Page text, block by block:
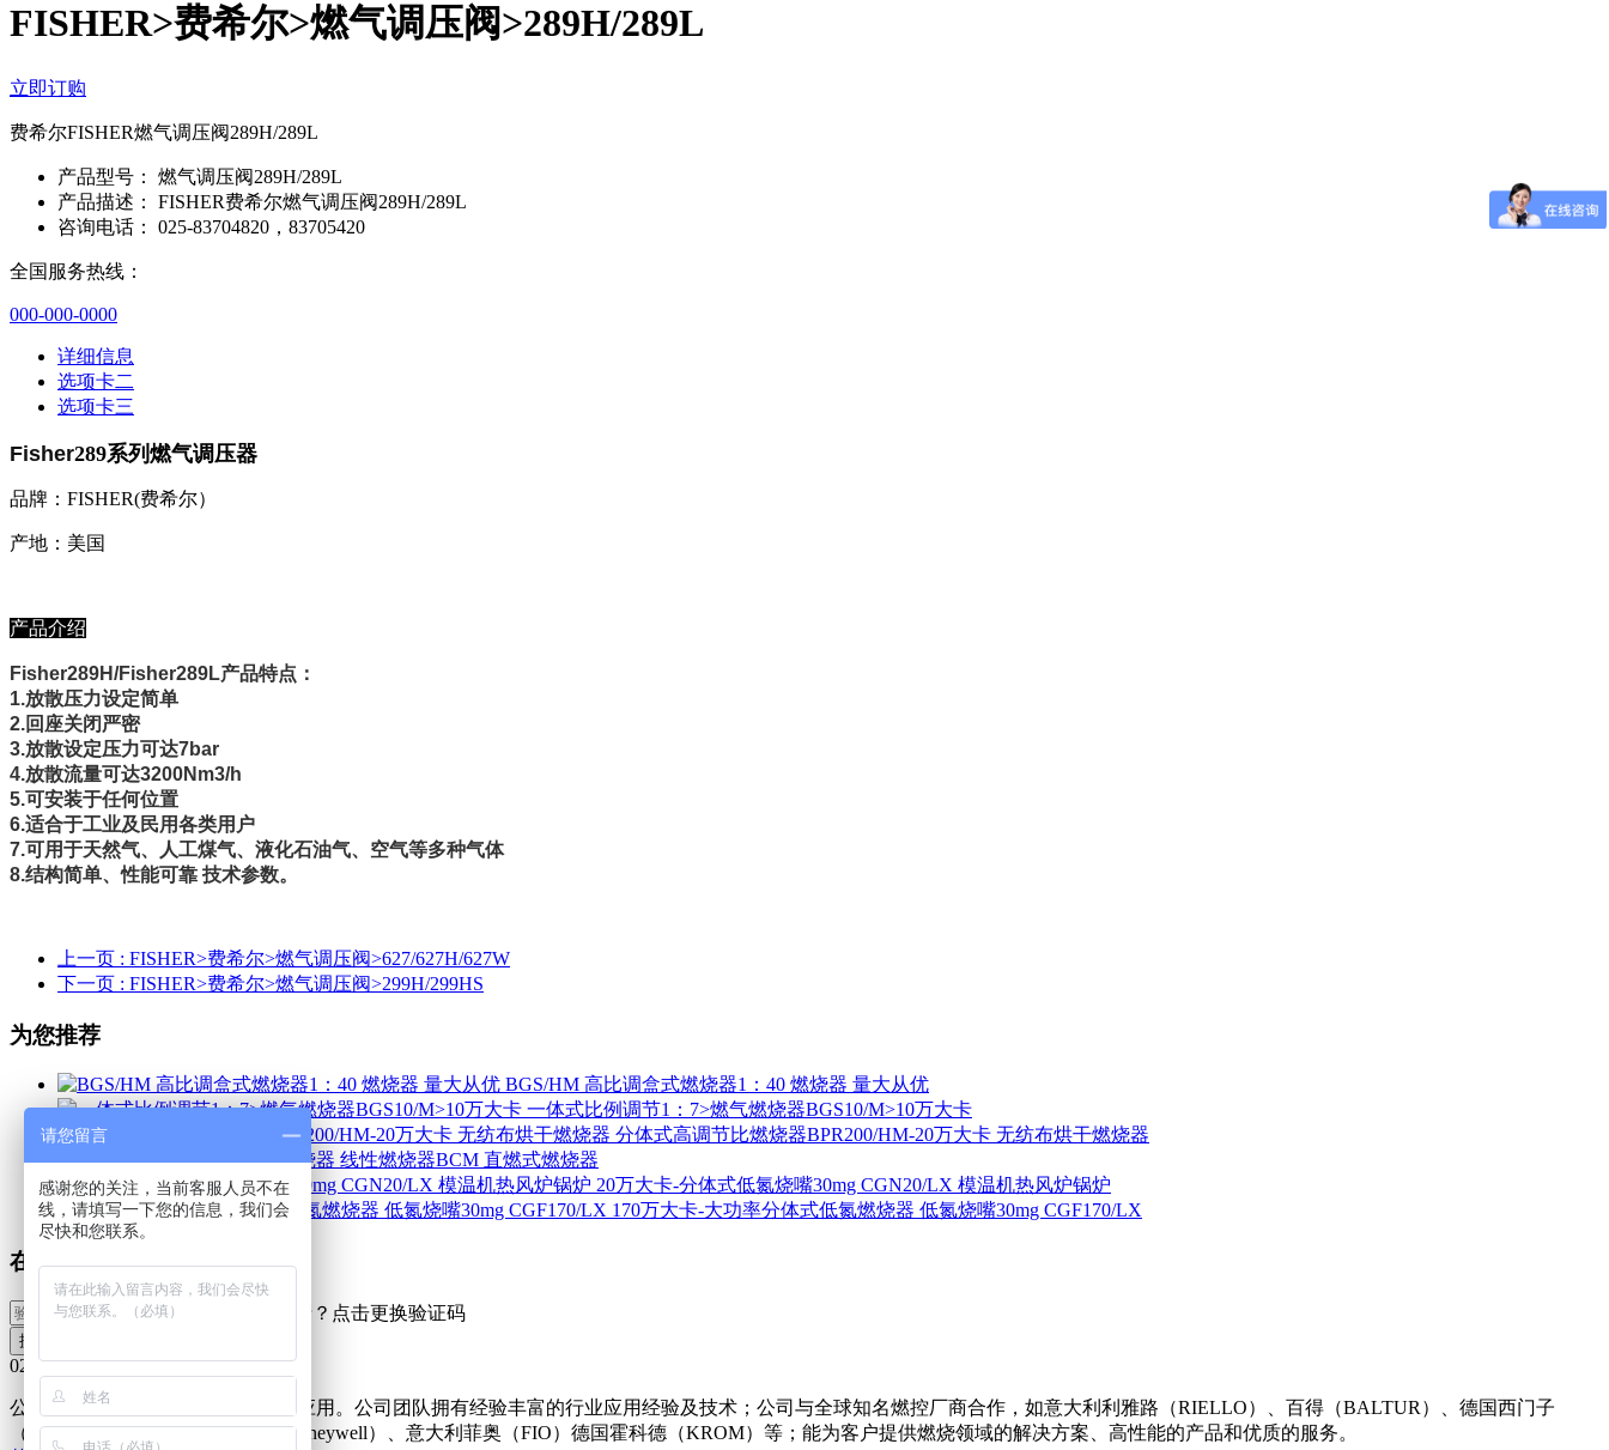
FISHER>费希尔>燃气调压阀>289H/289L
立即订购
费希尔FISHER燃气调压阀289H/289L
产品型号：
燃气调压阀289H/289L
产品描述：
FISHER费希尔燃气调压阀289H/289L
咨询电话：
025-83704820，83705420
全国服务热线：
000-000-0000
详细信息
选项卡二
选项卡三
Fisher289系列燃气调压器
品牌：FISHER(费希尔）
产地：美国
产品介绍
Fisher289H/Fisher289L产品特点：
1.放散压力设定简单
2.回座关闭严密
3.放散设定压力可达7bar
4.放散流量可达3200Nm3/h
5.可安装于任何位置
6.适合于工业及民用各类用户
7.可用于天然气、人工煤气、液化石油气、空气等多种气体
8.结构简单、性能可靠 技术参数。
上一页 : FISHER>费希尔>燃气调压阀>627/627H/627W
下一页 : FISHER>费希尔>燃气调压阀>299H/299HS
为您推荐
BGS/HM 高比调盒式燃烧器1：40 燃烧器 量大从优
一体式比例调节1：7>燃气燃烧器BGS10/M>10万大卡
分体式高调节比燃烧器BPR200/HM-20万大卡 无纺布烘干燃烧器
线性燃烧器BCM 直燃式燃烧器
20万大卡-分体式低氮烧嘴30mg CGN20/LX 模温机热风炉锅炉
170万大卡-大功率分体式低氮燃烧器 低氮烧嘴30mg CGF170/LX
在线预定
提交信息
025-83704820/83705420
公司专业致力于燃烧系统的设计及应用。公司团队拥有经验丰富的行业应用经验及技术；公司与全球知名燃控厂商合作，如意大利利雅路（RIELLO）、百得（BALTUR）、德国西门子
（SIEMENS），美国霍尼韦尔（Honeywell）、意大利菲奥（FIO）德国霍科德（KROM）等；能为客户提供燃烧领域的解决方案、高性能的产品和优质的服务。
请您留言
感谢您的关注，当前客服人员不在
线，请填写一下您的信息，我们会
尽快和您联系。